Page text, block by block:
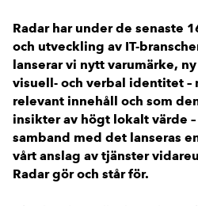
Radar har under de senaste
och utveckling av IT-
lanserar vi nytt varumärke,
visuell- och verbal identitet –
relevant innehåll och som
insikter av högt lokalt värde
samband med det lanseras
vårt anslag av tjänster
Radar gör och står för.